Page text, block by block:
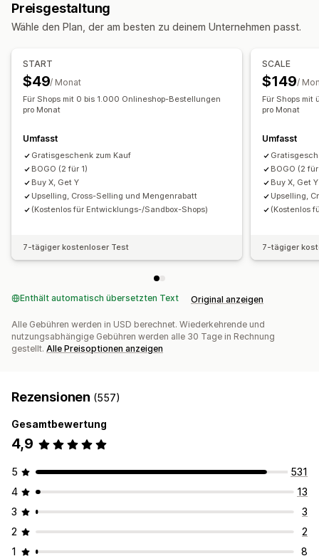
Upselling-Rabatte Cross-Selling-Rabatte
Vorlagen
Trigger und Regeln
Rabattstapelung
Tagging
Tracking Analysen
Preisgestaltung
Wähle den Plan, der am besten zu deinem Unternehmen passt.
START
$49/ Monat
Für Shops mit 0 bis 1.000 Onlineshop-Bestellungen
pro Monat
Umfasst
Gratisgeschenk zum Kauf
BOGO (2 für 1)
Buy X, Get Y
Upselling, Cross-Selling und Mengenrabatt
(Kostenlos für Entwicklungs-/Sandbox-Shops)
7-tägiger kostenloser Test
SCALE
$149/
Für Shops
pro Monat
Umfasst
BOGO (2
Buy X, Get Y
Upselling,
(Kostenlos
7-tägiger
Enthält automatisch übersetzten Text Original anzeigen
Alle Gebühren werden in USD berechnet. Wiederkehrende und
nutzungsabhängige Gebühren werden alle 30 Tage in Rechnung
gestellt. Alle Preisoptionen anzeigen
Rezensionen (557)
Gesamtbewertung
4,9
5
531
4
13
3
3
2
2
1
8